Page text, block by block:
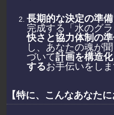
長期的な決定の準
完成する「水のグ
快さと協力体制の
し、あなたの魂が
づいて計画を構造
するお手伝いをしま
【特に、こんなあなた